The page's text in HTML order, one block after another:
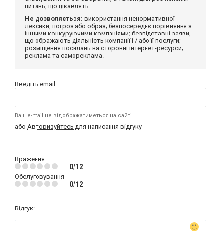
питань, що цікавлять.
Не дозволяється: використання ненормативної
лексики, погроз або образ; безпосереднє порівняння з
іншими конкуруючими компаніями; безпідставні заяви,
що ображають діяльність компанії і / або її послуги;
розміщення посилань на сторонні інтернет-ресурси;
реклама та самореклама.
Введіть email:
Ваш e-mail не відображатиметься на сайті
або Авторизуйтесь для написання відгуку
Враження
0/12
Обслуговування
0/12
Відгук: